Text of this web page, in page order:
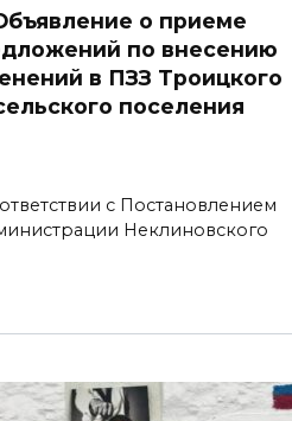
о приеме
по внесению
в ПЗЗ Троицкого
поселения
с Постановлением
Неклиновского